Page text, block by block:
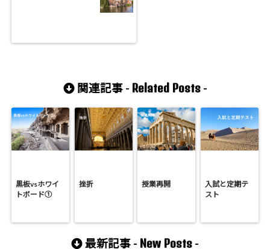
関連記事 - Related Posts-
黒板vsホワイ
トボード①
挫折 授業再開
入試と定期テ
スト
最新記事 - New Posts -